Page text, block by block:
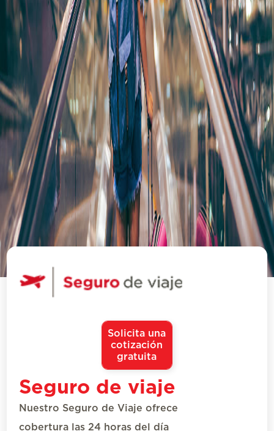
Seguro de viaje
Nuestro Seguro de Viaje ofrece
cobertura las 24 horas del día
Solicita una
cotización
gratuita